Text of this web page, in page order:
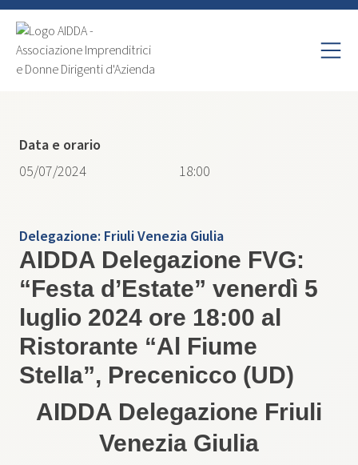
Delegazione: Friuli Venezia Giulia
AIDDA Delegazione FVG:
“Festa d’Estate” venerdì 5
luglio 2024 ore 18:00 al
Ristorante “Al Fiume
Stella”, Precenicco (UD)
AIDDA Delegazione Friuli
Venezia Giulia
Data e orario
05/07/2024
18:00